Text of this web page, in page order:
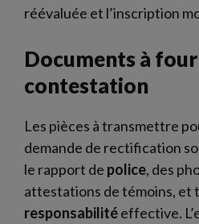
réévaluée et l’inscription
Documents à
contestation
Les pièces à transmettre
demande de rectification
le rapport de police, des
attestations de témoins, et
responsabilitéeffective.